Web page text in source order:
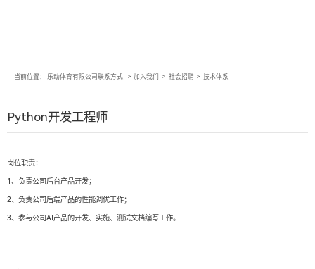
当前位置： 乐动体育有限公司联系方式, > 加入我们 > 社会招聘 > 技术体系
Python开发工程师
岗位职责：
1、负责公司后台产品开发；
2、负责公司后端产品的性能调优工作；
3、参与公司AI产品的开发、实施、测试文档编写工作。